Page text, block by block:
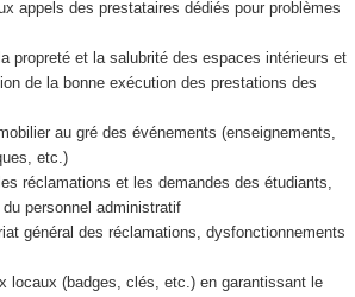
appels des prestataires dédiés pour problèmes
propreté et la salubrité des espaces intérieurs et
de la bonne exécution des prestations des
au gré des événements (enseignements,
etc.)
réclamations et les demandes des étudiants,
personnel administratif
général des réclamations, dysfonctionnements
locaux (badges, clés, etc.) en garantissant le